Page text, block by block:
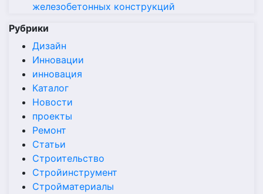
железобетонных конструкций
Рубрики
Дизайн
Инновации
инновация
Каталог
Новости
проекты
Ремонт
Статьи
Строительство
Стройинструмент
Стройматериалы